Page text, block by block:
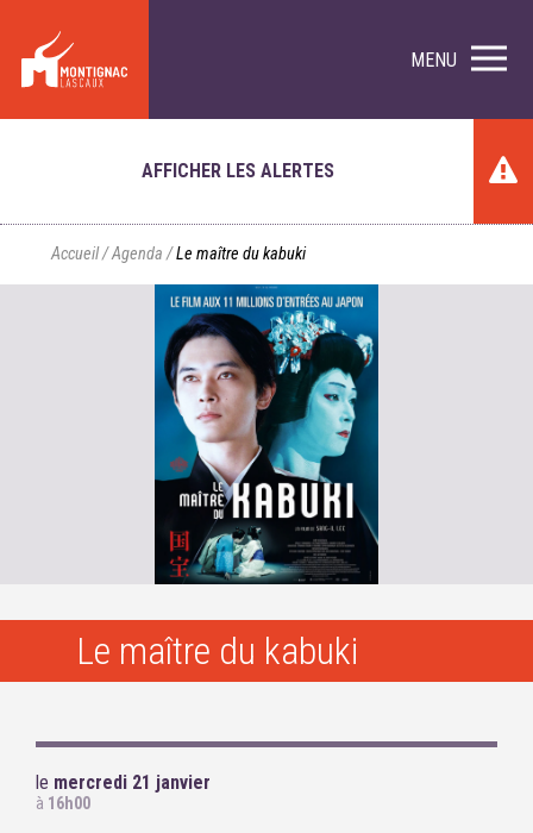
MENU
AFFICHER LES ALERTES
Accueil/Agenda /Le maître du kabuki
Le maître du kabuki
le mercredi 21 janvier
à 16h00